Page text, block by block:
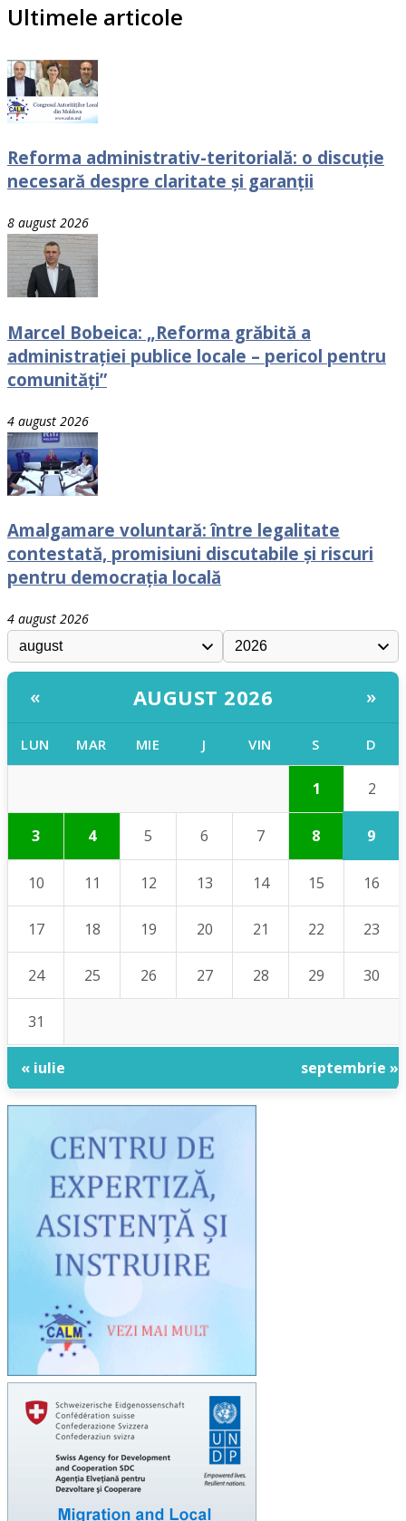
Ultimele articole
Reforma administrativ-teritorială: o discuție
necesară despre claritate și garanții
8 august 2026
Marcel Bobeica: „Reforma grăbită a
administrației publice locale – pericol pentru
comunități”
4 august 2026
Amalgamare voluntară: între legalitate
contestată, promisiuni discutabile și riscuri
pentru democrația locală
4 august 2026
« AUGUST 2026 »
LUN MAR MIE J VIN S D
1 2
3 4 5 6 7 8 9
10 11 12 13 14 15 16
17 18 19 20 21 22 23
24 25 26 27 28 29 30
31
« iulie septembrie »